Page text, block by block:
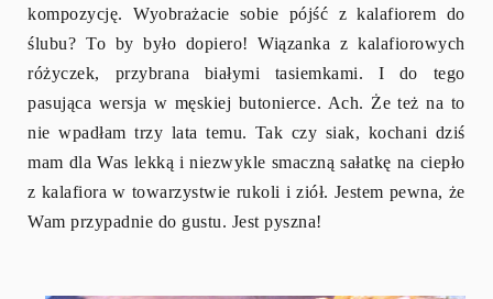
kompozycję. Wyobrażacie sobie pójść z kalafiorem do
ślubu? To by było dopiero! Wiązanka z kalafiorowych
różyczek, przybrana białymi tasiemkami. I do tego
pasująca wersja w męskiej butonierce. Ach. Że też na to
nie wpadłam trzy lata temu. Tak czy siak, kochani dziś
mam dla Was lekką i niezwykle smaczną sałatkę na ciepło
z kalafiora w towarzystwie rukoli i ziół. Jestem pewna, że
Wam przypadnie do gustu. Jest pyszna!